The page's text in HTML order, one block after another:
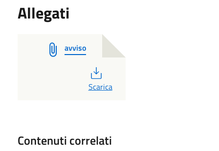
Allegati
avviso
PDF
Scarica
Contenuti correlati